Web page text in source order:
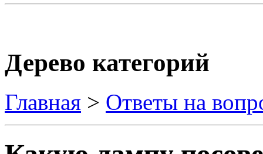
Дерево категорий
Главная > Ответы на